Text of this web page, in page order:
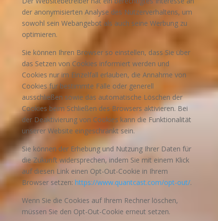
der anonymisierten Analyse des Nutzerverhaltens, um
sowohl sein Webangebot als auch seine Werbung zu
optimieren.
Sie können Ihren Browser so einstellen, dass Sie über
das Setzen von Cookies informiert werden und
Cookies nur im Einzelfall erlauben, die Annahme von
Cookies für bestimmte Fälle oder generell
ausschließen sowie das automatische Löschen der
Cookies beim Schließen des Browsers aktivieren. Bei
der Deaktivierung von Cookies kann die Funktionalität
unserer Website eingeschränkt sein.
Sie können der Erhebung und Nutzung Ihrer Daten für
die Zukunft widersprechen, indem Sie mit einem Klick
auf diesen Link einen Opt-Out-Cookie in Ihrem
Browser setzen: https://www.quantcast.com/opt-out/.
Wenn Sie die Cookies auf Ihrem Rechner löschen,
müssen Sie den Opt-Out-Cookie erneut setzen.